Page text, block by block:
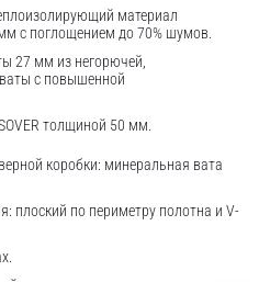
материал
с поглощением до 70% шумов.
27 мм из негорючей,
с повышенной
толщиной 50 мм.
коробки: минеральная вата
плоский по периметру полотна и V-